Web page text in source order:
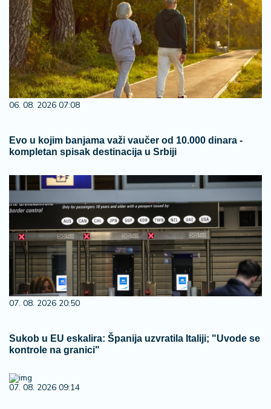
06. 08. 2026 07:08
Evo u kojim banjama važi vaučer od 10.000 dinara -
kompletan spisak destinacija u Srbiji
07. 08. 2026 20:50
Sukob u EU eskalira: Španija uzvratila Italiji; "Uvode se
kontrole na granici"
07. 08. 2026 09:14